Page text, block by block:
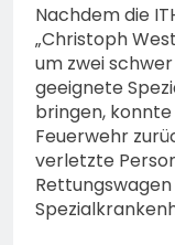
Nachdem die
„Christoph
um zwei
geeignete
bringen,
Feuerwehr
verletzte